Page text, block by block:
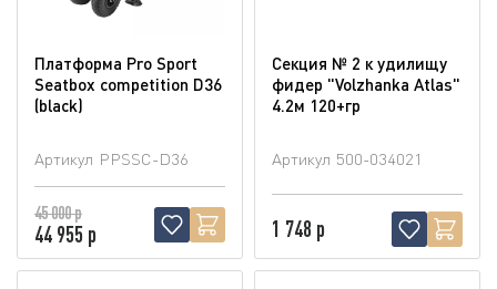
Платформа Pro Sport
Seatbox competition D36
(blaсk)
Артикул PPSSC-D36
45 000 р
44 955 р
Секция № 2 к удилищу
фидер "Volzhanka Atlas"
4.2м 120+гр
Артикул 500-034021
1 748 р